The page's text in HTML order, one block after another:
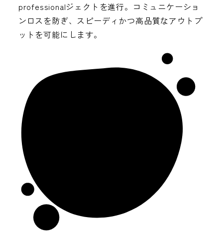
professionalジェクトを進行。コミュニケーショ
ンロスを防ぎ、スピーディかつ高品質なアウトプ
ットを可能にします。